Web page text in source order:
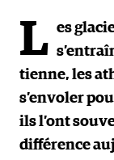
L es
tienne, les
s’envoler
ils l’ont
différence